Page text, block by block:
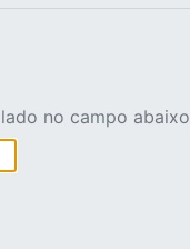
no campo abaixo